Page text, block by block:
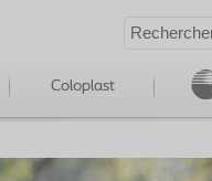
Coloplast